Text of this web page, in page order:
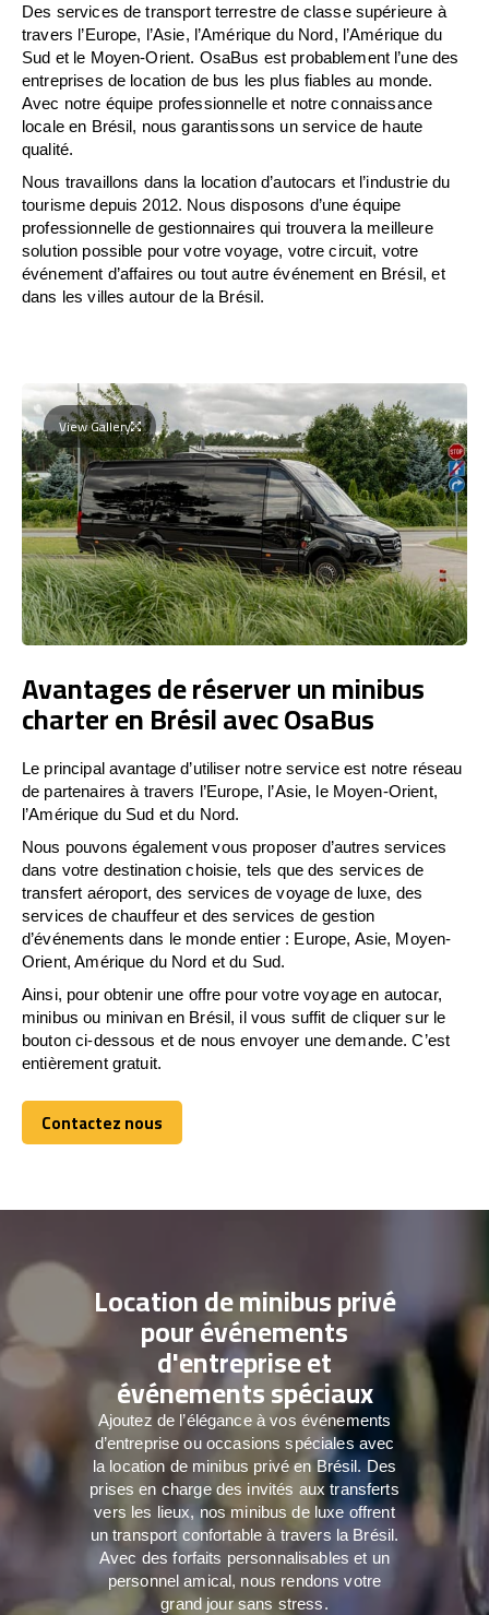
Des services de transport terrestre de classe supérieure à
travers l’Europe, l’Asie, l’Amérique du Nord, l’Amérique du
Sud et le Moyen-Orient. OsaBus est probablement l’une des
entreprises de location de bus les plus fiables au monde.
Avec notre équipe professionnelle et notre connaissance
locale en Brésil, nous garantissons un service de haute
qualité.
Nous travaillons dans la location d’autocars et l’industrie du
tourisme depuis 2012. Nous disposons d’une équipe
professionnelle de gestionnaires qui trouvera la meilleure
solution possible pour votre voyage, votre circuit, votre
événement d’affaires ou tout autre événement en Brésil, et
dans les villes autour de la Brésil.
View Gallery
Avantages de réserver un minibus
charter en Brésil avec OsaBus
Le principal avantage d’utiliser notre service est notre réseau
de partenaires à travers l’Europe, l’Asie, le Moyen-Orient,
l’Amérique du Sud et du Nord.
Nous pouvons également vous proposer d’autres services
dans votre destination choisie, tels que des services de
transfert aéroport, des services de voyage de luxe, des
services de chauffeur et des services de gestion
d’événements dans le monde entier : Europe, Asie, Moyen-
Orient, Amérique du Nord et du Sud.
Ainsi, pour obtenir une offre pour votre voyage en autocar,
minibus ou minivan en Brésil, il vous suffit de cliquer sur le
bouton ci-dessous et de nous envoyer une demande. C’est
entièrement gratuit.
Contactez nous
Contactez nous
Location de minibus privé
pour événements
d'entreprise et
événements spéciaux
Ajoutez de l’élégance à vos événements
d’entreprise ou occasions spéciales avec
la location de minibus privé en Brésil. Des
prises en charge des invités aux transferts
vers les lieux, nos minibus de luxe offrent
un transport confortable à travers la Brésil.
Avec des forfaits personnalisables et un
personnel amical, nous rendons votre
grand jour sans stress.